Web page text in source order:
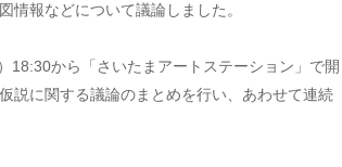
情報などについて議論しました。
18:30から「さいたまアートステーション」で開
説に関する議論のまとめを行い、あわせて連続